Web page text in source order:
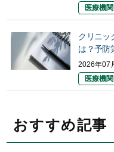
医療機
クリニッ
は？予防
2026年07
医療機
おすすめ記事